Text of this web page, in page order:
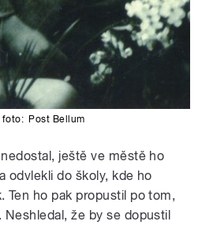
foto: Post Bellum
ještě ve městě ho
odvlekli do školy, kde ho
Ten ho pak propustil po tom,
že by se dopustil